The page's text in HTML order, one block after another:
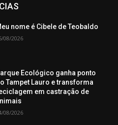
nome é Cibele de Teobaldo
08/2026
Ecológico ganha ponto
Tampet Lauro e transforma
em castração de
08/2026